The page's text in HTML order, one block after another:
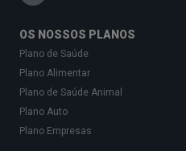
OS NOSSOS PLANOS
Plano de Saúde
Plano Alimentar
Plano de Saúde Animal
Plano Auto
Plano Empresas